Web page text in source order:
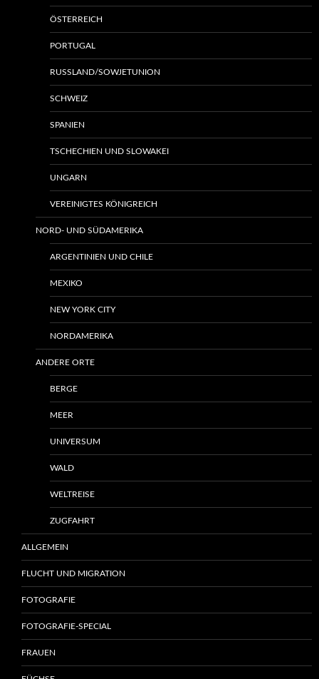
ÖSTERREICH
PORTUGAL
RUSSLAND/SOWJETUNION
SCHWEIZ
SPANIEN
TSCHECHIEN UND SLOWAKEI
UNGARN
VEREINIGTES KÖNIGREICH
NORD- UND SÜDAMERIKA
ARGENTINIEN UND CHILE
MEXIKO
NEW YORK CITY
NORDAMERIKA
ANDERE ORTE
BERGE
MEER
UNIVERSUM
WALD
WELTREISE
ZUGFAHRT
ALLGEMEIN
FLUCHT UND MIGRATION
FOTOGRAFIE
FOTOGRAFIE-SPECIAL
FRAUEN